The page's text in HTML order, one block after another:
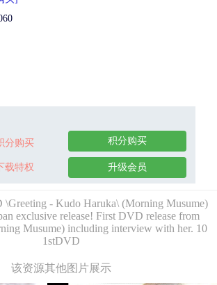
分购买
载特权
积分购买
升级会员
- Kudo Haruka\ (Morning Musume)
exclusive release! First DVD release from
Musume) including interview with her. 10
1stDVD
该资源其他图片展示